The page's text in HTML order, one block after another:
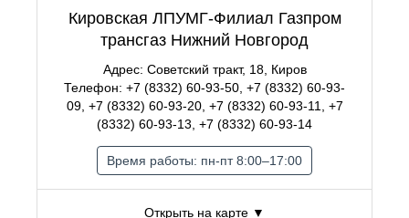
Открыть на карте ▼
Кировская ЛПУМГ-Филиал Газпром
трансгаз Нижний Новгород
Адрес: Советский тракт, 18, Киров
Телефон: +7 (8332) 60-93-50, +7 (8332) 60-93-
09, +7 (8332) 60-93-20, +7 (8332) 60-93-11, +7
(8332) 60-93-13, +7 (8332) 60-93-14
Время работы: пн-пт 8:00–17:00